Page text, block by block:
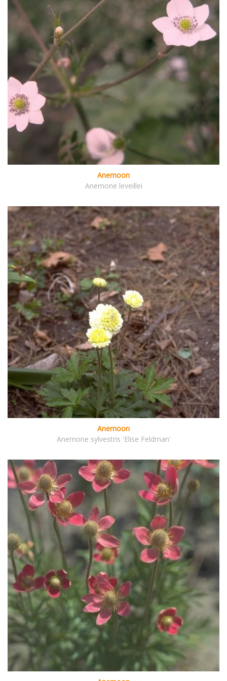
Anemoon
Anemone leveillei
Anemoon
Anemone sylvestris 'Elise Feldman'